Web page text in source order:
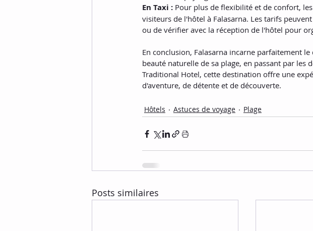
En Taxi : Pour plus de flexibilité et de confort,
visiteurs de l'hôtel à Falasarna. Les tarifs
ou de vérifier avec la réception de l'hôtel pour
En conclusion, Falasarna incarne parfaitement
beauté naturelle de sa plage, en passant par les
Traditional Hotel, cette destination offre une
d'aventure, de détente et de découverte.
Hôtels Astuces de voyage Plage
Posts similaires